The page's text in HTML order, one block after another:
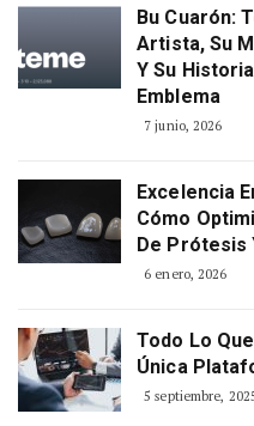
Bu Cuarón:
Artista, Su
Y Su
Emblema
7 junio, 2026
Excelencia
Cómo
De Prótesis
6 enero, 2026
Todo Lo
Única
5 septiembre,